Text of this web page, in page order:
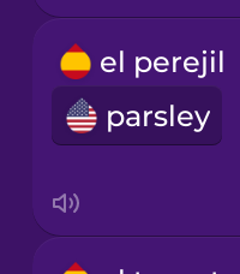
el perejil
parsley